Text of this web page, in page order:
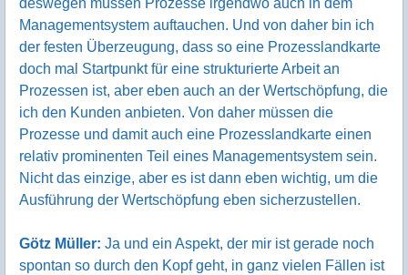
deswegen müssen Prozesse irgendwo auch in dem
Managementsystem auftauchen. Und von daher bin ich
der festen Überzeugung, dass so eine Prozesslandkarte
doch mal Startpunkt für eine strukturierte Arbeit an
Prozessen ist, aber eben auch an der Wertschöpfung, die
ich den Kunden anbieten. Von daher müssen die
Prozesse und damit auch eine Prozesslandkarte einen
relativ prominenten Teil eines Managementsystem sein.
Nicht das einzige, aber es ist dann eben wichtig, um die
Ausführung der Wertschöpfung eben sicherzustellen.
Götz Müller: Ja und ein Aspekt, der mir ist gerade noch
spontan so durch den Kopf geht, in ganz vielen Fällen ist